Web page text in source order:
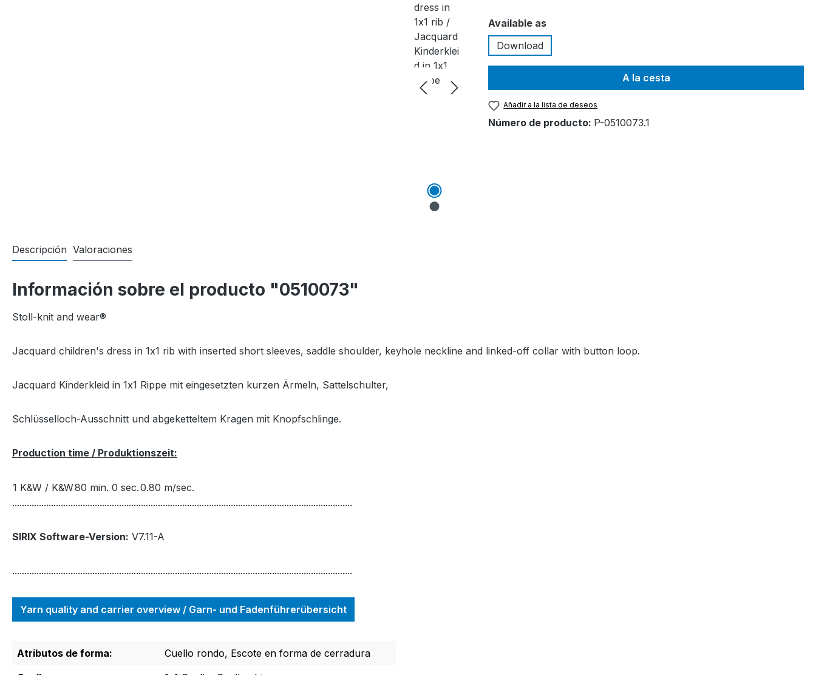
Seleccione
Available as
Download
A la cesta
Añadir a la lista de deseos
Número de producto: P-0510073.1
Descripción Valoraciones
Información sobre el producto "0510073"
Stoll-knit and wear®
Jacquard children's dress in 1x1 rib with inserted short sleeves, saddle shoulder, keyhole neckline and linked-off collar with button loop.
Jacquard Kinderkleid in 1x1 Rippe mit eingesetzten kurzen Ärmeln, Sattelschulter,
Schlüsselloch-Ausschnitt und abgeketteltem Kragen mit Knopfschlinge.
Production time / Produktionszeit:
1 K&W / K&W80 min. 0 sec.0.80 m/sec.
............................................................................................................................................
SIRIX Software-Version: V7.11-A
............................................................................................................................................
Yarn quality and carrier overview / Garn- und Fadenführerübersicht
Atributos de forma:
Cuello rondo, Escote en forma de cerradura